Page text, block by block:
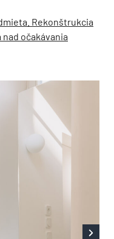
Rekonštrukcia
očakávania